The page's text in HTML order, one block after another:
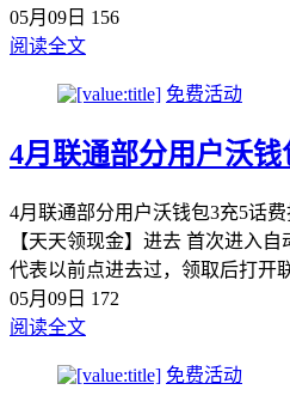
05月09日 156
阅读全文
免费活动
4月联通部分用户沃钱
4月联通部分用户沃钱包3充5话
【天天领现金】进去 首次进入
代表以前点进去过，领取后打开
05月09日 172
阅读全文
免费活动